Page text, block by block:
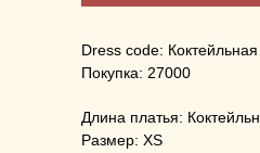
Dress code:
Покупка: 27000
Длина платья:
Размер: XS